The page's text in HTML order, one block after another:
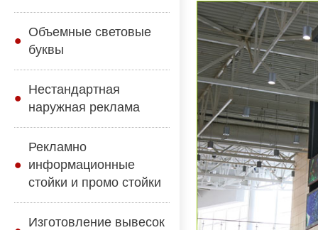
Объемные световые
буквы
Нестандартная
наружная реклама
Рекламно
информационные
стойки и промо стойки
Изготовление вывесок